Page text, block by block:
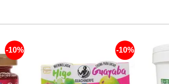
-10% -10%